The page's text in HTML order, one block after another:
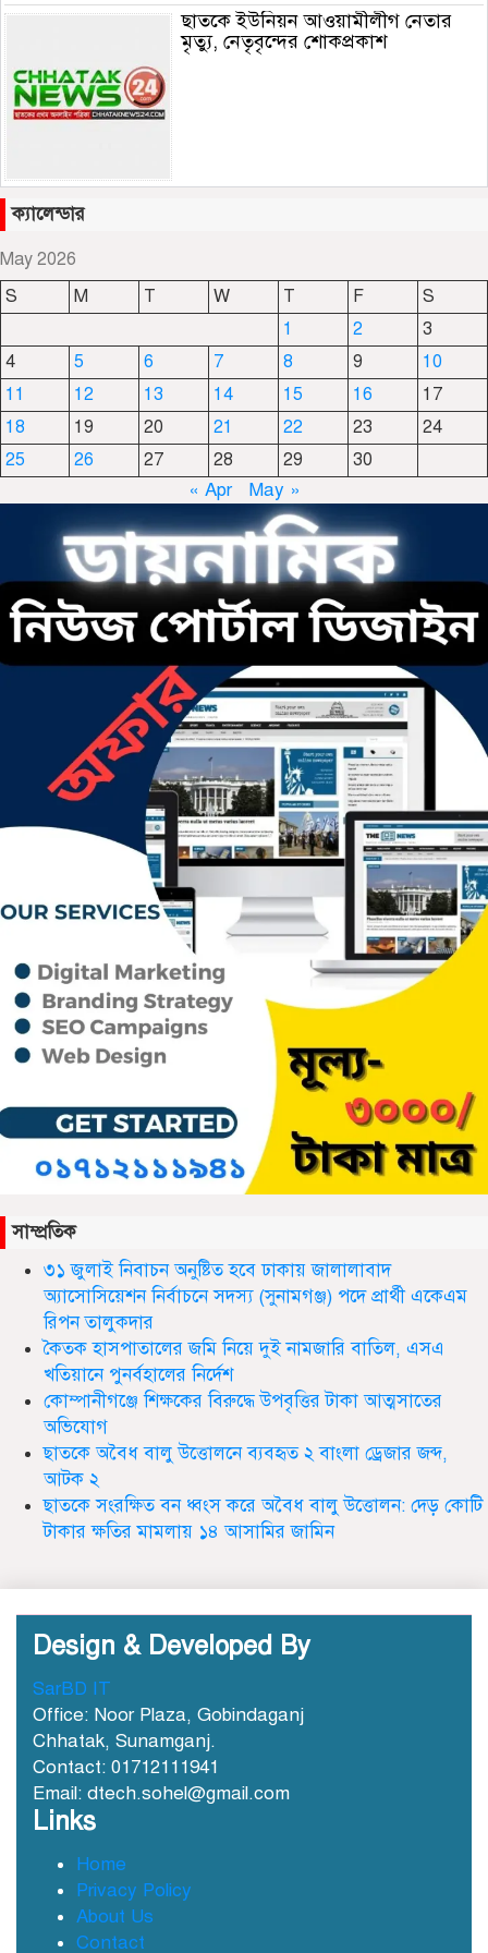
ছাতকে ইউনিয়ন আওয়ামীলীগ নেতার
মৃত্যু, নেতৃবৃন্দের শোকপ্রকাশ
ছাতকে রুহুল আমীন ফাউন্ডেশনের
শীতবস্ত্র বিতরণ
দোয়ারাবাজারে নামে-বেনামে চলছে
খাসজমি দখলের প্রতিযোগিতা : নির্লিপ্ত
প্রশাসন
ছাতকে রুনা-হামিদ সমাচার, কর্তৃপক্ষ
নিরব
ছাতকে এক স্কুল ছাত্রী পাশবিকতার
শিকার অভিযুক্ত
ছাতক থানার পুলিশ সদস্য সংগীতে শ্রেষ্ঠ
শিল্পী নির্বাচিত
ছাতকের নবাগত ইউএনও’র সাথে
প্রেসক্লাব নেতৃবৃন্দের সাক্ষাত
কথাসাহিত্যিক রাবেয়া খাতুন আর নেই
সিলেট ওসমানী আন্তর্জাতিক বিমানবন্দরে
সংবর্ধিত হলেন আওলাদ আলী রেজা
নতুন জেলা প্রশাসকের যোগদান, বিদায়
নিলেন আব্দুল আহাদ
ছাতকে এক শিক্ষিকা ভারতে টাটা
হাসপাতালে ভতি
ছাত‌কে দৈনিক সুনামকণ্ঠ’র সপ্তম প্রতিষ্ঠা
বার্ষিকী পালিত
ছাতকে আওয়ামীলীগ নেতা হাসনাত
গ্রেফতার
ছাতক সিমেন্ট কারখানার মাটি কারখানায়
ক্যালেন্ডার
May 2026
S
M T W T F
S
1
2
3
4
5 6 7 8 9
10
11
12 13 14 15 16
17
18
19 20 21 22 23
24
25
26 27 28 29 30
« Apr May »
সাম্প্রতিক
৩১ জুলাই নিবাচন অনু‌ষ্টিত হ‌বে ঢাকায় জালালাবাদ
অ্যাসোসিয়েশন নির্বাচনে সদস্য (সুনামগঞ্জ) পদে প্রার্থী একেএম
রিপন তালুকদার
কৈতক হাসপাতালের জমি নিয়ে দুই নামজারি বাতিল, এসএ
খতিয়ানে পুনর্বহালের নির্দেশ
কোম্পানীগঞ্জে শিক্ষকের বিরুদ্ধে উপবৃত্তির টাকা আত্মসাতের
অভিযোগ
ছাতকে অবৈধ বালু উত্তোলনে ব্যবহৃত ২ বাংলা ড্রেজার জব্দ,
আটক ২
ছাতকে সংরক্ষিত বন ধ্বংস করে অবৈধ বালু উত্তোলন: দেড় কোটি
টাকার ক্ষতির মামলায় ১৪ আসামির জামিন
Design & Developed By
SarBD IT
Office: Noor Plaza, Gobindaganj
Chhatak, Sunamganj.
Contact: 01712111941
Email: dtech.sohel@gmail.com
Links
Home
Privacy Policy
About Us
Contact